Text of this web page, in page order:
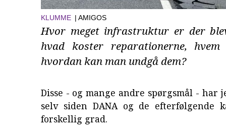
KLUMME | AMIGOS
Hvor meget infrastruktur er der
hvad koster reparationerne, hvem
hvordan kan man undgå dem?
Disse - og mange andre spørgsmål - har
selv siden DANA og de efterfølgende
forskellig grad.